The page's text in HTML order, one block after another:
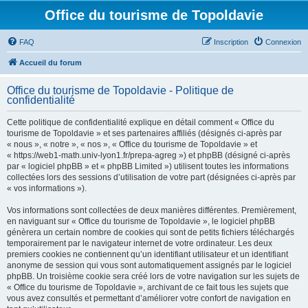
Office du tourisme de Topoldavie
FAQ Connexion
Inscription
Accueil du forum
Office du tourisme de Topoldavie - Politique de
confidentialité
Cette politique de confidentialité explique en détail comment « Office du
tourisme de Topoldavie » et ses partenaires affiliés (désignés ci-après par
« nous », « notre », « nos », « Office du tourisme de Topoldavie » et
« https://web1-math.univ-lyon1.fr/prepa-agreg ») et phpBB (désigné ci-après
par « logiciel phpBB » et « phpBB Limited ») utilisent toutes les informations
collectées lors des sessions d’utilisation de votre part (désignées ci-après par
« vos informations »).
Vos informations sont collectées de deux manières différentes. Premièrement,
en naviguant sur « Office du tourisme de Topoldavie », le logiciel phpBB
génèrera un certain nombre de cookies qui sont de petits fichiers téléchargés
temporairement par le navigateur internet de votre ordinateur. Les deux
premiers cookies ne contiennent qu’un identifiant utilisateur et un identifiant
anonyme de session qui vous sont automatiquement assignés par le logiciel
phpBB. Un troisième cookie sera créé lors de votre navigation sur les sujets de
« Office du tourisme de Topoldavie », archivant de ce fait tous les sujets que
vous avez consultés et permettant d’améliorer votre confort de navigation en